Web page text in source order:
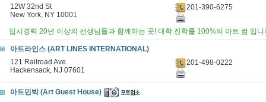
12W 32nd St
New York, NY 10001
201-390-6275
입시경력 20년 이상의 선생님들과 함께하는 곳! 대학 진학률 100%의 아트 컴 입니
아트라인스 (ART LINES INTERNATIONAL)
121 Railroad Ave.
Hackensack, NJ 07601
201-498-0222
아트민박 (Art Guest House)